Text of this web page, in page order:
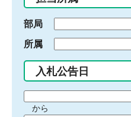
力
部局
所属
入札公告日
間から